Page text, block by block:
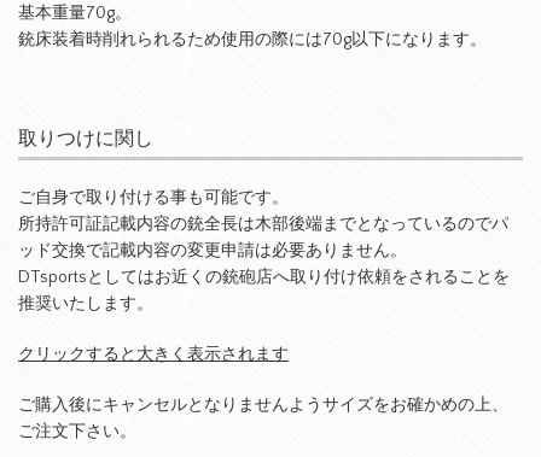
基本重量70g。
銃床装着時削れられるため使用の際には70g以下になります。
取りつけに関し
ご自身で取り付ける事も可能です。
所持許可証記載内容の銃全長は木部後端までとなっているのでパ
ッド交換で記載内容の変更申請は必要ありません。
DTsportsとしてはお近くの銃砲店へ取り付け依頼をされることを
推奨いたします。
クリックすると大きく表示されます
ご購入後にキャンセルとなりませんようサイズをお確かめの上、
ご注文下さい。